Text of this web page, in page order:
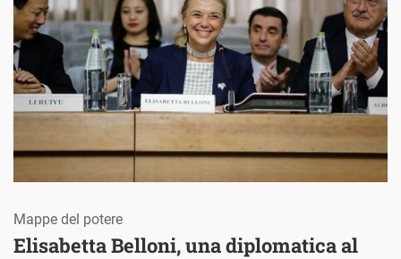
Elisabetta Belloni, una diplomatica al
Mappe del potere